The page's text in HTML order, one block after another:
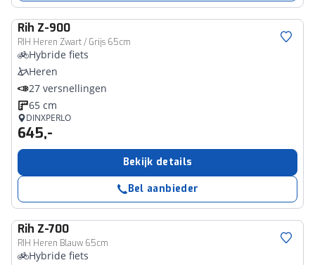
Rih Z-900
RIH Heren Zwart / Grijs 65cm
Hybride fiets
Heren
27 versnellingen
65 cm
DINXPERLO
645,-
Bekijk details
Bel aanbieder
Rih Z-700
RIH Heren Blauw 65cm
Hybride fiets